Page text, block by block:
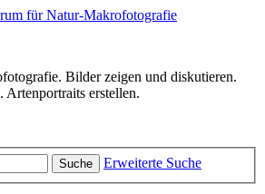
Bilder zeigen und diskutieren.
erstellen.
Suche Erweiterte Suche